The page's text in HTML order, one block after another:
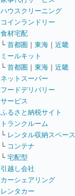
ハウスクリーニング
コインランドリー
食材宅配
└ 首都圏 ｜ 東海 ｜ 近畿
ミールキット
└ 首都圏 ｜ 東海 ｜ 近畿
ネットスーパー
フードデリバリー
サービス
ふるさと納税サイト
トランクルーム
└ レンタル収納スペース
└ コンテナ
└ 宅配型
引越し会社
カーシェアリング
レンタカー